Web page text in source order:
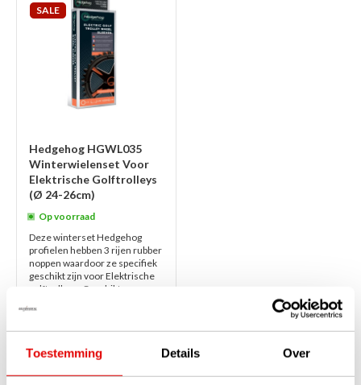
Toestemming Details Over
SALE
Hedgehog HGWL035
Winterwielenset Voor
Elektrische Golftrolleys
(Ø 24-26cm)
Op voorraad
Deze winterset Hedgehog
profielen hebben 3 rijen rubber
noppen waardoor ze specifiek
geschikt zijn voor Elektrische
golftrolleys. Geschikt voor
€79,00
€59,00